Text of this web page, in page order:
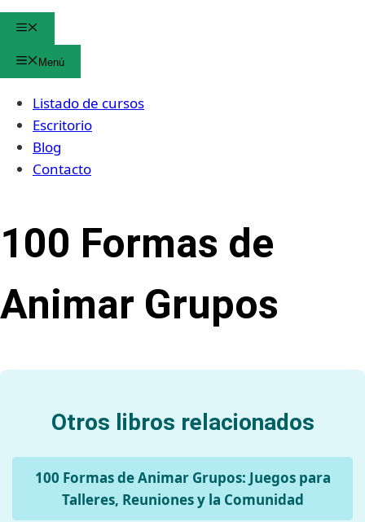
Menú
Listado de cursos
Escritorio
Blog
Contacto
100 Formas de
Animar Grupos
Otros libros relacionados
100 Formas de Animar Grupos: Juegos para
Talleres, Reuniones y la Comunidad